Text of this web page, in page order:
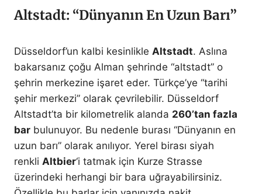
Altstadt: “Dünyanın En Uzun Barı”
Düsseldorf’un kalbi kesinlikle Altstadt. Aslına
bakarsanız çoğu Alman şehrinde “altstadt” o
şehrin merkezine işaret eder. Türkçe’ye “tarihi
şehir merkezi” olarak çevrilebilir. Düsseldorf
Altstadt’ta bir kilometrelik alanda 260’tan fazla
bar bulunuyor. Bu nedenle burası “Dünyanın en
uzun barı” olarak anılıyor. Yerel birası siyah
renkli Altbier‘i tatmak için Kurze Strasse
üzerindeki herhangi bir bara uğrayabilirsiniz.